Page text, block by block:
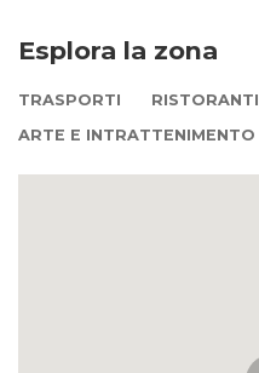
Esplora la zona
TRASPORTI RISTORANTI
ARTE E INTRATTENIMENTO